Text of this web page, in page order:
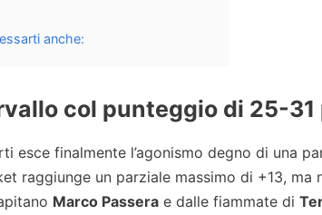
anche:
col punteggio di 25-
esce finalmente l’agonismo degno di una
raggiunge un parziale massimo di +13, ma
Marco Passerae dalle fiammate di